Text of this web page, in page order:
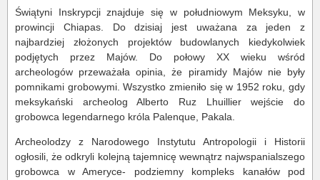
Świątyni Inskrypcji znajduje się w południowym Meksyku, w
prowincji Chiapas. Do dzisiaj jest uważana za jeden z
najbardziej złożonych projektów budowlanych kiedykolwiek
podjętych przez Majów. Do połowy XX wieku wśród
archeologów przeważała opinia, że piramidy Majów nie były
pomnikami grobowymi. Wszystko zmieniło się w 1952 roku, gdy
meksykański archeolog Alberto Ruz Lhuillier wejście do
grobowca legendarnego króla Palenque, Pakala.
Archeolodzy z Narodowego Instytutu Antropologii i Historii
ogłosili, że odkryli kolejną tajemnicę wewnątrz najwspanialszego
grobowca w Ameryce- podziemny kompleks kanałów pod